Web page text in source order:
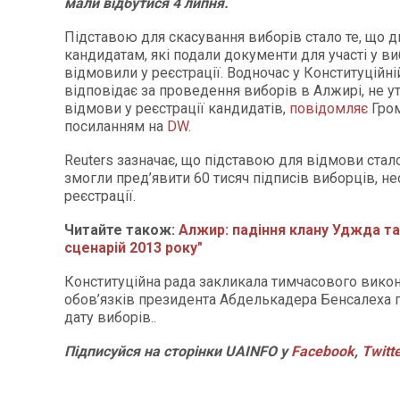
Підставою для скасування виборів стало те, що
кандидатам, які подали документи для участі у
відмовили у реєстрації. Водночас у
відповідає за проведення виборів в Алжирі, не
відмови у реєстрації кандидатів, повідомляє
посиланням на DW.
Reuters зазначає, що підставою для відмови
змогли пред’явити 60 тисяч підписів виборців,
реєстрації.
Читайте також: Алжир: падіння клану Уджда
сценарій 2013 року"
Конституційна рада закликала тимчасового
обов’язків президента Абделькадера Бенсалеха
дату виборів..
Підписуйся на сторінки UAINFO уFacebook,